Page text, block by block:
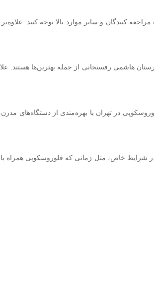
کنندگان و سایر موارد بالا توجه کنید. علاوه‌بر
هاشمی رفسنجانی از جمله بهترین‌ها هستند.
در تهران با بهره‌مندی از دستگاه‌های
خاص، مثل زمانی که فلوروسکوپی همراه با